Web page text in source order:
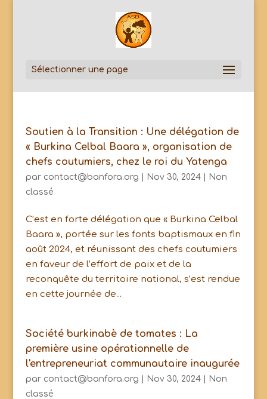
Sélectionner une page
Soutien à la Transition : Une délégation de
« Burkina Celbal Baara », organisation de
chefs coutumiers, chez le roi du Yatenga
par contact@banfora.org Nov 30, 2024|
Non
classé
C’est en forte délégation que « Burkina Celbal
Baara », portée sur les fonts baptismaux en fin
août 2024, et réunissant des chefs coutumiers
en faveur de l’effort de paix et de la
reconquête du territoire national, s’est rendue
en cette journée de...
Société burkinabè de tomates : La
première usine opérationnelle de
l'entrepreneuriat communautaire inaugurée
par contact@banfora.org Nov 30, 2024|
Non
classé